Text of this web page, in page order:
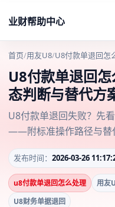
业财帮助中心
首页/用友U8/U8付款单退回怎
U8付款单退回
态判断与替代方
U8付款单退回失败？先
——附标准操作路径与替
发布时间： 2026-03-26
u8付款单退回怎么处理 用友
U8财务单据退回